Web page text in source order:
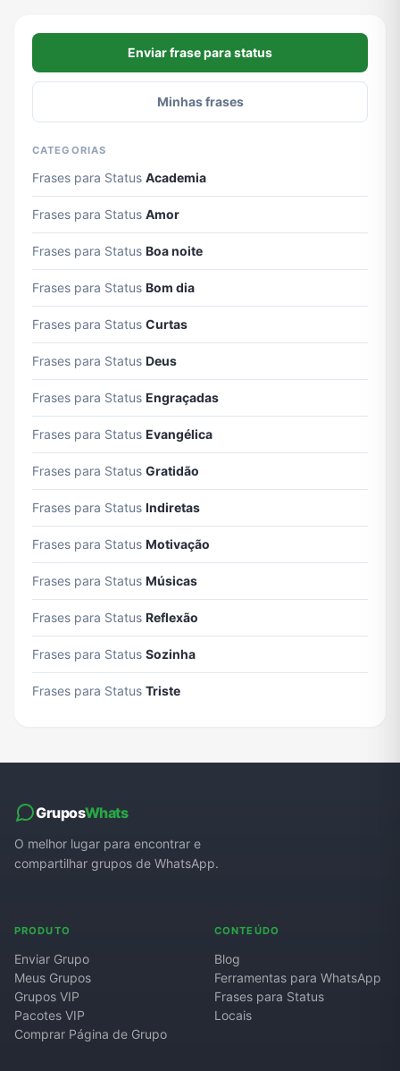
Enviar frase para status
Minhas frases
CATEGORIAS
Frases para Status Academia
Frases para Status Amor
Frases para Status Boa noite
Frases para Status Bom dia
Frases para Status Curtas
Frases para Status Deus
Frases para Status Engraçadas
Frases para Status Evangélica
Frases para Status Gratidão
Frases para Status Indiretas
Frases para Status Motivação
Frases para Status Músicas
Frases para Status Reflexão
Frases para Status Sozinha
Frases para Status Triste
GruposWhats
O melhor lugar para encontrar e
compartilhar grupos de WhatsApp.
PRODUTO
Enviar Grupo
Meus Grupos
Grupos VIP
Pacotes VIP
Comprar Página de Grupo
CONTEÚDO
Blog
Ferramentas para WhatsApp
Frases para Status
Locais